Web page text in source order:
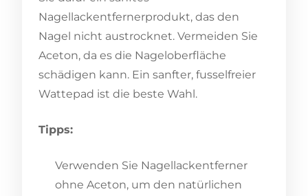
Nagellackentfernerprodukt, das den
Nagel nicht austrocknet. Vermeiden Sie
Aceton, da es die Nageloberfläche
schädigen kann. Ein sanfter, fusselfreier
Wattepad ist die beste Wahl.
Tipps:
Verwenden Sie Nagellackentferner
ohne Aceton, um den natürlichen